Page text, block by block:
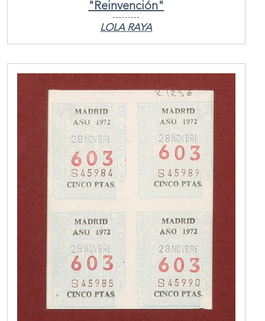
"Reinvención"
LOLA RAYA